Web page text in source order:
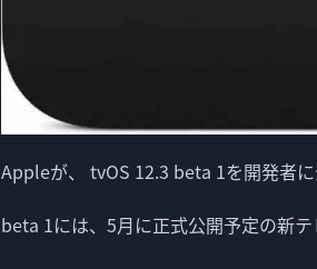
Appleが、 tvOS 12.3 beta 1を開発者に
beta 1には、5月に正式公開予定の新テ